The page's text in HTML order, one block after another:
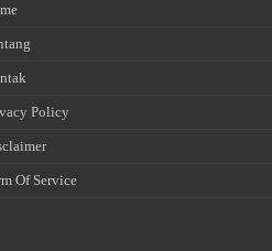
Policy
Of Service